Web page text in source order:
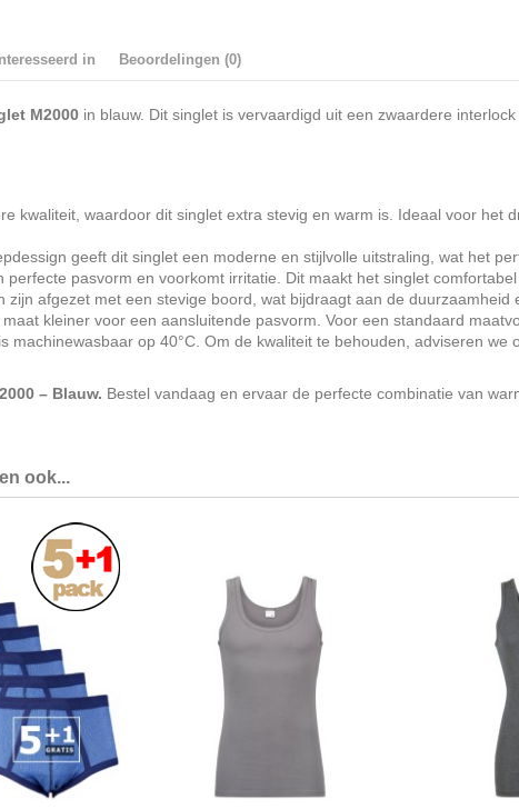
in Beoordelingen (0)
M2000in blauw. Dit singlet is vervaardigd uit een zwaardere
kwaliteit, waardoor dit singlet extra stevig en warm is. Ideaal voor het
geeft dit singlet een moderne en stijlvolle uitstraling, wat het
perfecte pasvorm en voorkomt irritatie. Dit maakt het singlet
zijn afgezet met een stevige boord, wat bijdraagt aan de duurzaamheid
kleiner voor een aansluitende pasvorm. Voor een standaard
machinewasbaar op 40°C. Om de kwaliteit te behouden, adviseren
– Blauw. Bestel vandaag en ervaar de perfecte combinatie van
ook...